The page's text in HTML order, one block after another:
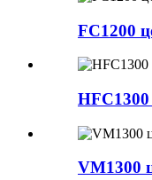
FC1200
VM1300